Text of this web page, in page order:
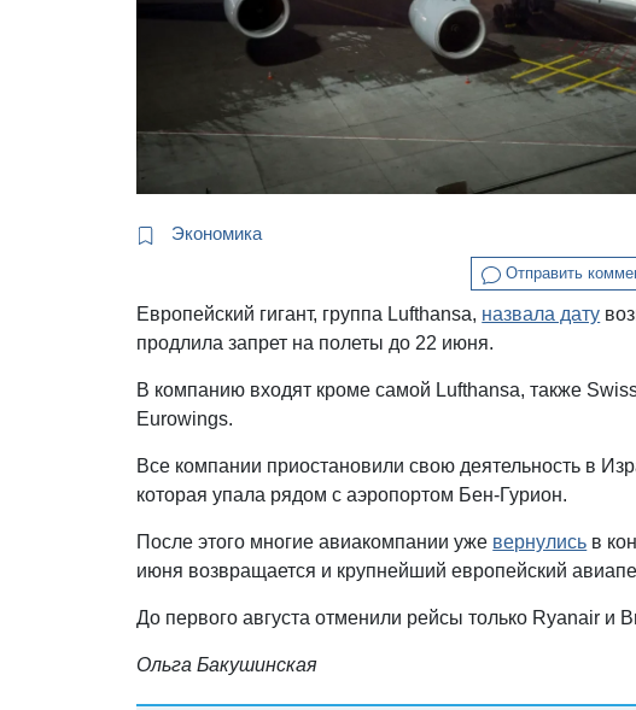
Экономика
Отправить
Европейский гигант, группа Lufthansa, назвала дату
продлила запрет на полеты до 22 июня.
В компанию входят кроме самой Lufthansa, также
Eurowings.
Все компании приостановили свою деятельность в
которая упала рядом с аэропортом Бен-Гурион.
После этого многие авиакомпании уже вернулись в
июня возвращается и крупнейший европейский
До первого августа отменили рейсы только Ryanair и
Ольга Бакушинская